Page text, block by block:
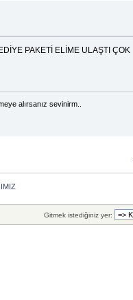
PAKETİ ELİME ULAŞTI ÇOK
alırsanız sevinirm..
Gitmek istediğiniz yer: